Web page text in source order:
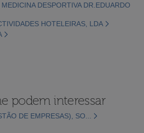
DESPORTIVA DR.EDUARDO
HOTELEIRAS, LDA
podem interessar
DE EMPRESAS), SO...